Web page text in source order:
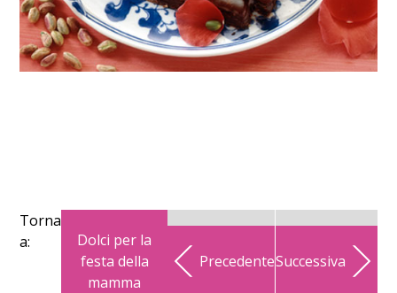
Torna
a:
Dolci per la
festa della
mamma
PrecedenteSuccessiva